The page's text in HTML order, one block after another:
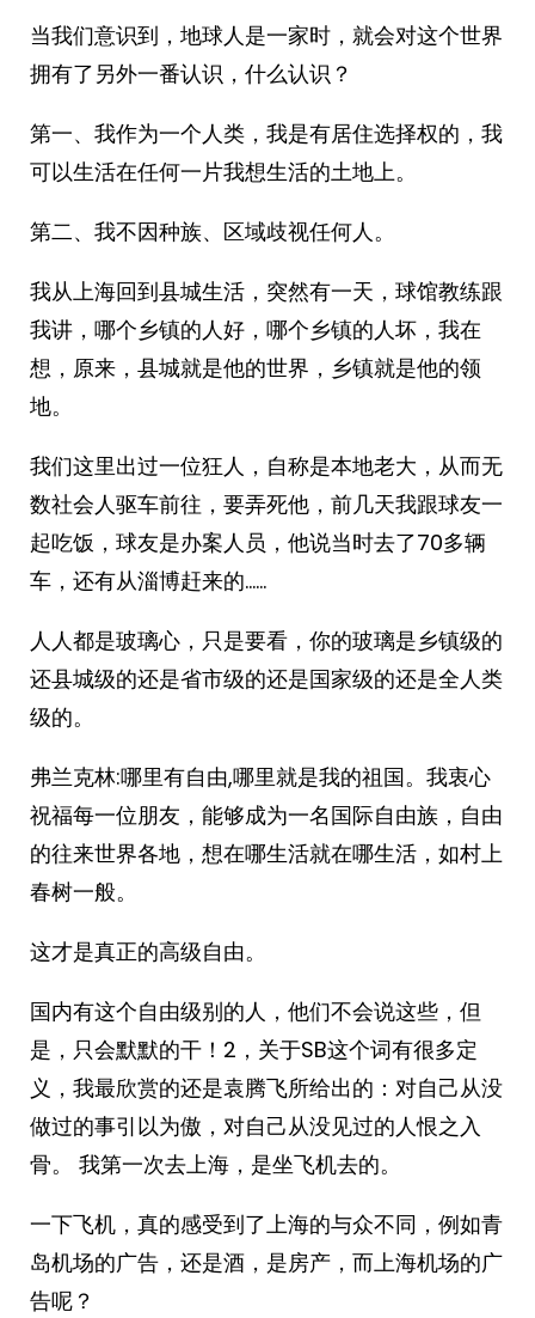
当我们意识到，地球人是一家时，就会对这个世界
拥有了另外一番认识，什么认识？
第一、我作为一个人类，我是有居住选择权的，我
可以生活在任何一片我想生活的土地上。
第二、我不因种族、区域歧视任何人。
我从上海回到县城生活，突然有一天，球馆教练跟
我讲，哪个乡镇的人好，哪个乡镇的人坏，我在
想，原来，县城就是他的世界，乡镇就是他的领
地。
我们这里出过一位狂人，自称是本地老大，从而无
数社会人驱车前往，要弄死他，前几天我跟球友一
起吃饭，球友是办案人员，他说当时去了70多辆
车，还有从淄博赶来的……
人人都是玻璃心，只是要看，你的玻璃是乡镇级的
还县城级的还是省市级的还是国家级的还是全人类
级的。
弗兰克林:哪里有自由,哪里就是我的祖国。我衷心
祝福每一位朋友，能够成为一名国际自由族，自由
的往来世界各地，想在哪生活就在哪生活，如村上
春树一般。
这才是真正的高级自由。
国内有这个自由级别的人，他们不会说这些，但
是，只会默默的干！2，关于SB这个词有很多定
义，我最欣赏的还是袁腾飞所给出的：对自己从没
做过的事引以为傲，对自己从没见过的人恨之入
骨。 ​​​我第一次去上海，是坐飞机去的。
一下飞机，真的感受到了上海的与众不同，例如青
岛机场的广告，还是酒，是房产，而上海机场的广
告呢？